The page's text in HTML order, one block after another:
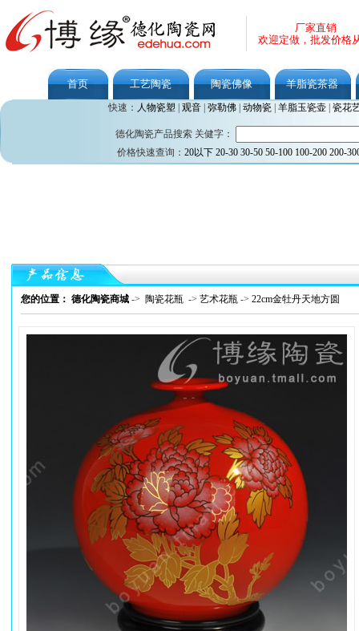
厂家直销
欢迎定做，批发价格
首页 工艺陶瓷 陶瓷佛像 羊脂瓷茶器
快速： 人物瓷塑 观音| 弥勒佛| 动物瓷| 羊脂玉瓷壶| 瓷花
德化陶瓷产品搜索 关健字：
价格快速查询： 20以下 20-30 30-50 50-100 100-200 200-
您的位置： 德化陶瓷商城 -> 陶瓷花瓶 -> 艺术花瓶 -> 22cm金牡丹天地方圆